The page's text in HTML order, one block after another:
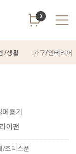
0
/생활 가구/인테리어
용기
이팬
/조리스푼